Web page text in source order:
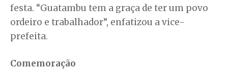
festa. “Guatambu tem a graça de ter um povo
ordeiro e trabalhador”, enfatizou a vice-
prefeita.
Comemoração